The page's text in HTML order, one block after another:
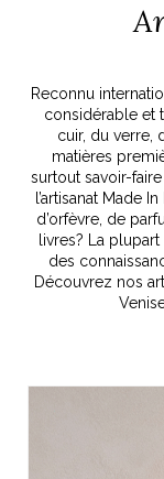
ITALIENNE
NOUVEAU
ART ET DESIGN
le
SENSIBILITÉ
physique
Cheron
Reconnu
considérable et
cuir, du verre,
matières
surtout savoir-
l’artisanat Made
d’orfèvre, de
livres? La
des
Découvrez nos